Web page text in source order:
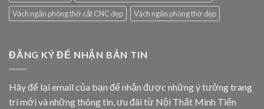
Vách ngăn phòng thờ cắt CNC đẹp
Vách ngăn phòng thờ đẹp
ĐĂNG KÝ ĐỂ NHẬN BẢN TIN
Hãy để lại email của bạn để nhận được những ý tưởng trang
trí mới và những thông tin, ưu đãi từ Nội Thất Minh Tiến